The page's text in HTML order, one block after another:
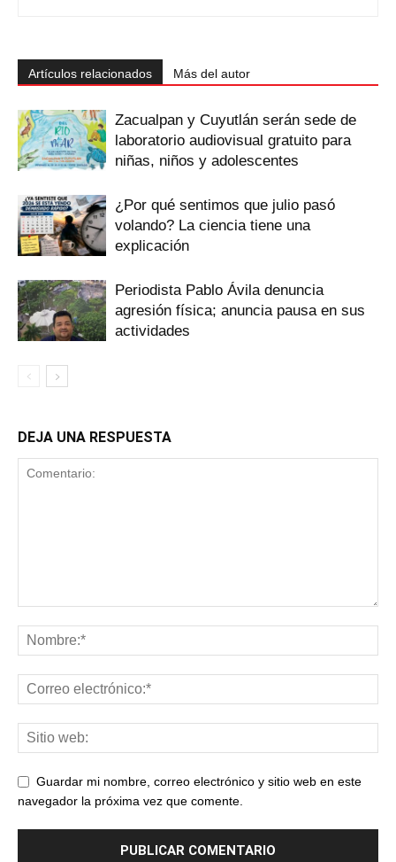
Artículos relacionados Más del autor
Zacualpan y Cuyutlán serán sede de
laboratorio audiovisual gratuito para
niñas, niños y adolescentes
¿Por qué sentimos que julio pasó
volando? La ciencia tiene una
explicación
Periodista Pablo Ávila denuncia
agresión física; anuncia pausa en sus
actividades
DEJA UNA RESPUESTA
Guardar mi nombre, correo electrónico y sitio web en este
navegador la próxima vez que comente.